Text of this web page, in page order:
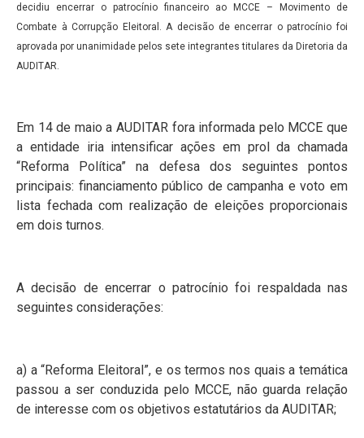
decidiu encerrar o patrocínio financeiro ao MCCE – Movimento de
Combate à Corrupção Eleitoral. A decisão de encerrar o patrocínio foi
aprovada por unanimidade pelos sete integrantes titulares da Diretoria da
AUDITAR.
Em 14 de maio a AUDITAR fora informada pelo MCCE que
a entidade iria intensificar ações em prol da chamada
“Reforma Política” na defesa dos seguintes pontos
principais: financiamento público de campanha e voto em
lista fechada com realização de eleições proporcionais
em dois turnos.
A decisão de encerrar o patrocínio foi respaldada nas
seguintes considerações:
a) a “Reforma Eleitoral”, e os termos nos quais a temática
passou a ser conduzida pelo MCCE, não guarda relação
de interesse com os objetivos estatutários da AUDITAR;